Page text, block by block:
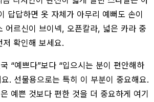
답답하면 옷 자체가 아무리 예뻐도 손이
어르신이 브이넥, 오픈칼라, 넓은 카라 중
저 확인해 보세요.
“예쁘다”보다 “입으시는 분이 편안해하
. 선물용으로는 특히 이 부분이 중요해요.
예쁜 것보다 편한 것을 더 중요하게 여기